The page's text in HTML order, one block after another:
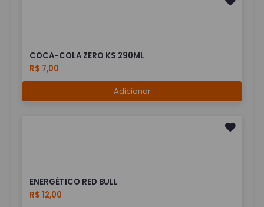
COCA-COLA ZERO KS 290ML
R$ 7,00
Adicionar
ENERGÉTICO RED BULL
R$ 12,00